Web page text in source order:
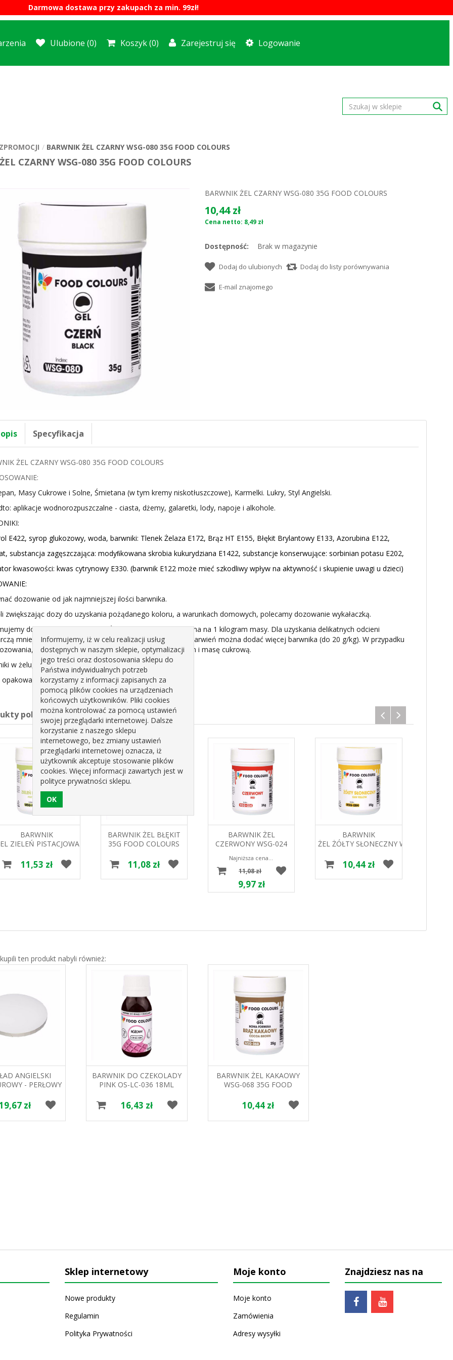
Darmowa dostawa przy zakupach za min. 99zł!
Ulubione (0) Koszyk (0) Zarejestruj się Logowanie
BARWNIK ŻEL CZARNY WSG-080 35G FOOD COLOURS
CZARNY WSG-080 35G FOOD COLOURS
BARWNIK ŻEL CZARNY WSG-080 35G FOOD COLOURS
10,44 zł
Cena netto: 8,49 zł
Dostępność: Brak w magazynie
opis Specyfikacja
ŻEL CZARNY WSG-080 35G FOOD COLOURS
Masy Cukrowe i Solne, Śmietana (w tym kremy niskotłuszczowe), Karmelki. Lukry, Styl Angielski.
aplikacje wodnorozpuszczalne - ciasta, dżemy, galaretki, lody, napoje i alkohole.
E422, syrop glukozowy, woda, barwniki: Tlenek Żelaza E172, Brąz HT E155, Błękit Brylantowy E133, Azorubina E122,
substancja zagęszczająca: modyﬁkowana skrobia kukurydziana E1422, substancje konserwujące: sorbinian potasu E202,
kwasowości: kwas cytrynowy E330. (barwnik E122 może mieć szkodliwy wpływ na aktywność i skupienie uwagi u dzieci)
dozowanie od jak najmniejszej ilości barwnika.
zwiększając dozy do uzyskania pożądanego koloru, a warunkach domowych, polecamy dozowanie wykałaczką.
dozowanie barwników w Żelu na poziomie 1-3 grama na 1 kilogram masy. Dla uzyskania delikatnych odcieni
mniejsze dozy (nawet od 0,1g/kg), dla silniejszych wybarwień można dodać więcej barwnika (do 20 g/kg). W przypadku
barwnik może migrować oraz upłynnić marcepan i masę cukrową.
w żelu, można z sobą mieszać.
opakowanie zawiera 35g barwnika.
pokrewne
BARWNIK
ZIELEŃ PISTACJOWA WSG-
COLOURS
11,53 zł
BARWNIK ŻEL BŁĘKIT
35G FOOD COLOURS
11,08 zł
BARWNIK ŻEL
CZERWONY WSG-024
11,08 zł
9,97 zł
BARWNIK
ŻEL ŻÓŁTY SŁONECZNY WSG-
COLOURS
10,44 zł
ten produkt nabyli również:
ANGIELSKI
- PERŁOWY
zł
BARWNIK DO CZEKOLADY
PINK OS-LC-036 18ML
16,43 zł
BARWNIK ŻEL KAKAOWY
WSG-068 35G FOOD
10,44 zł
Sklep internetowy
Nowe produkty
Regulamin
Polityka Prywatności
Moje konto
Moje konto
Zamówienia
Adresy wysyłki
Znajdziesz nas na
Informujemy, iż w celu realizacji usług
dostępnych w naszym sklepie, optymalizacji
jego treści oraz dostosowania sklepu do
Państwa indywidualnych potrzeb
korzystamy z informacji zapisanych za
pomocą plików cookies na urządzeniach
końcowych użytkowników. Pliki cookies
można kontrolować za pomocą ustawień
swojej przeglądarki internetowej. Dalsze
korzystanie z naszego sklepu
internetowego, bez zmiany ustawień
przeglądarki internetowej oznacza, iż
użytkownik akceptuje stosowanie plików
cookies. Więcej informacji zawartych jest w
polityce prywatności sklepu.